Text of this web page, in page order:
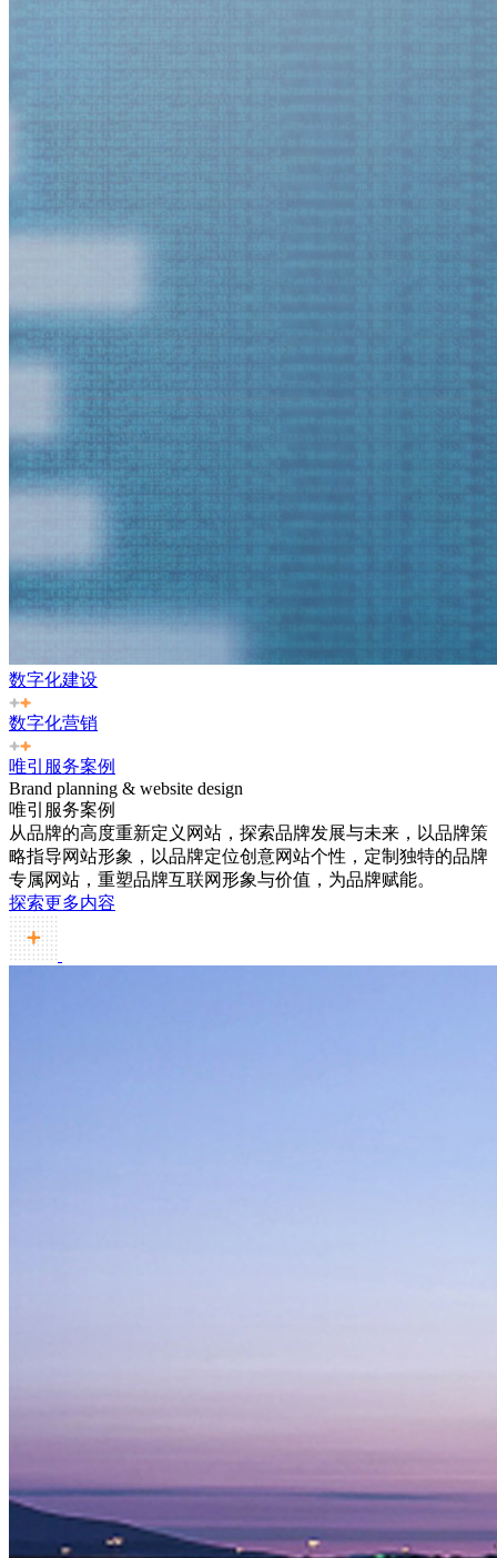
数字化建设
数字化营销
唯引服务案例
Brand planning & website design
唯引服务案例
从品牌的高度重新定义网站，探索品牌发展与未来，以品牌策
略指导网站形象，以品牌定位创意网站个性，定制独特的品牌
专属网站，重塑品牌互联网形象与价值，为品牌赋能。
探索更多内容